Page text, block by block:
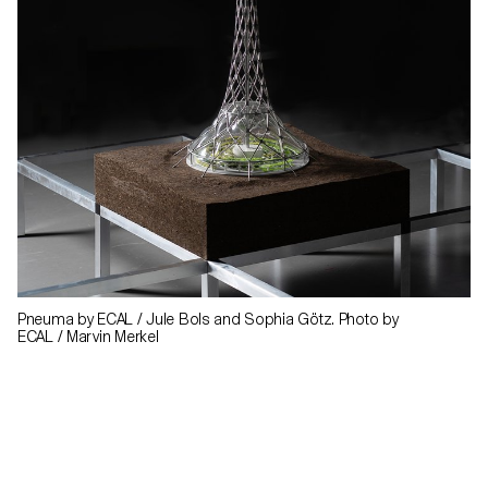
Pneuma by ECAL / Jule Bols and Sophia Götz. Photo by
ECAL / Marvin Merkel